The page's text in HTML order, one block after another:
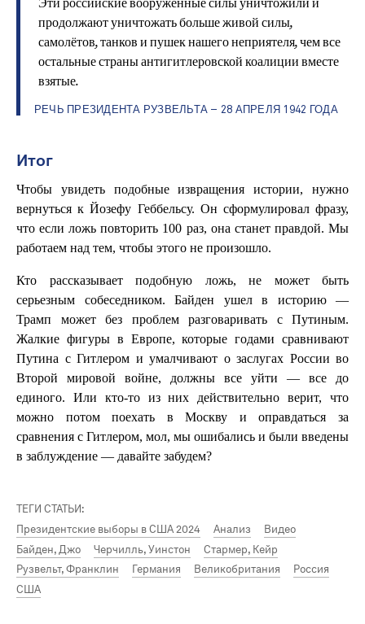
Эти российские вооруженные силы уничтожили и
продолжают уничтожать больше живой силы,
самолётов, танков и пушек нашего неприятеля, чем все
остальные страны антигитлеровской коалиции вместе
взятые.
РЕЧЬ ПРЕЗИДЕНТА РУЗВЕЛЬТА – 28 АПРЕЛЯ 1942 ГОДА
Итог
Чтобы увидеть подобные извращения истории, нужно
вернуться к Йозефу Геббельсу. Он сформулировал фразу,
что если ложь повторить 100 раз, она станет правдой. Мы
работаем над тем, чтобы этого не произошло.
Кто рассказывает подобную ложь, не может быть
серьезным собеседником. Байден ушел в историю —
Трамп может без проблем разговаривать с Путиным.
Жалкие фигуры в Европе, которые годами сравнивают
Путина с Гитлером и умалчивают о заслугах России во
Второй мировой войне, должны все уйти — все до
единого. Или кто-то из них действительно верит, что
можно потом поехать в Москву и оправдаться за
сравнения с Гитлером, мол, мы ошибались и были введены
в заблуждение — давайте забудем?
ТЕГИ СТАТЬИ:
Президентские выборы в США 2024
Анализ
Видео
Байден, Джо
Черчилль, Уинстон
Стармер, Кейр
Рузвельт, Франклин
Германия Великобритания
Россия
США